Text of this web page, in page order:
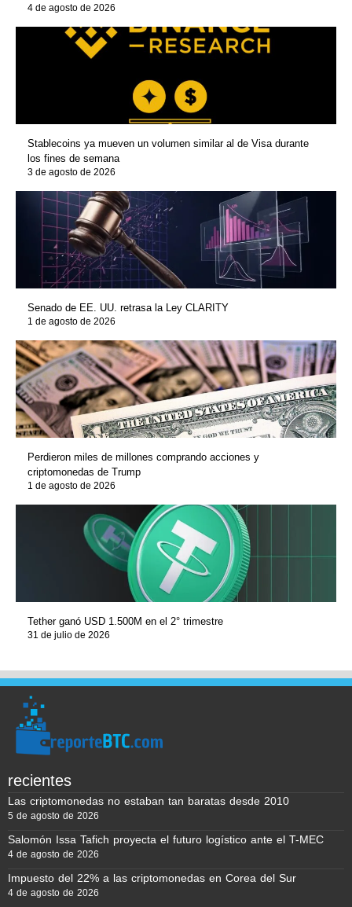
4 de agosto de 2026
Stablecoins ya mueven un volumen similar al de Visa durante
los fines de semana
3 de agosto de 2026
Senado de EE. UU. retrasa la Ley CLARITY
1 de agosto de 2026
Perdieron miles de millones comprando acciones y
criptomonedas de Trump
1 de agosto de 2026
Tether ganó USD 1.500M en el 2° trimestre
31 de julio de 2026
recientes
Las criptomonedas no estaban tan baratas desde 2010
5 de agosto de 2026
Salomón Issa Tafich proyecta el futuro logístico ante el T-MEC
4 de agosto de 2026
Impuesto del 22% a las criptomonedas en Corea del Sur
4 de agosto de 2026